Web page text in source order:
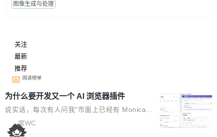
图像生成与处理
关注
最新
推荐
阅读榜单
为什么要开发又一个 AI 浏览器插件
说实话，每次有人问我"市面上已经有 Monica、
Sider、Copilot for Chrome 这些 AI 浏览器插件
了，你为什么还要再做一个"，我都觉得这个问题
席WC